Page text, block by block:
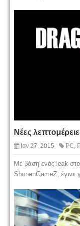
Νέες
Ιαν 27, 2015 PC,
Με βάση ενός leak
ShonenGameZ,